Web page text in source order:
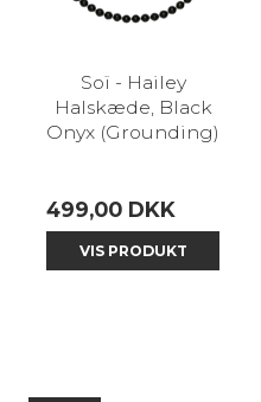
Soï - Hailey
Halskæde, Black
Onyx (Grounding)
499,00 DKK
VIS PRODUKT